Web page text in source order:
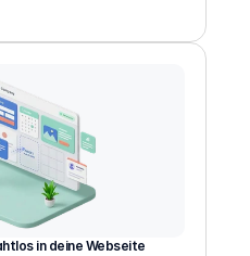
in deine Webseite